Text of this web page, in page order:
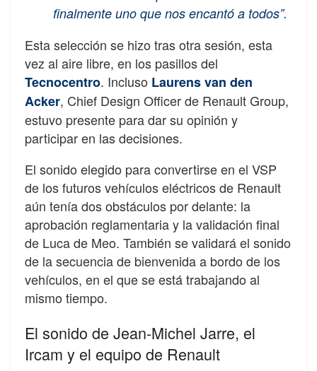
finalmente uno que nos encantó a todos”.
Esta selección se hizo tras otra sesión, esta
vez al aire libre, en los pasillos del
Tecnocentro. Incluso Laurens van den
Acker, Chief Design Officer de Renault Group,
estuvo presente para dar su opinión y
participar en las decisiones.
El sonido elegido para convertirse en el VSP
de los futuros vehículos eléctricos de Renault
aún tenía dos obstáculos por delante: la
aprobación reglamentaria y la validación final
de Luca de Meo. También se validará el sonido
de la secuencia de bienvenida a bordo de los
vehículos, en el que se está trabajando al
mismo tiempo.
El sonido de Jean-Michel Jarre, el
Ircam y el equipo de Renault